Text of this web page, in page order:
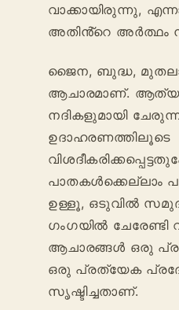
വാക്കായിരുന്നു,
അതിൻ്റെ അർത്ഥം
ജൈന, ബുദ്ധ,
ആചാരമാണ്.
നദികളുമായി
ഉദാഹരണത്തിലൂടെ
പാതകൾക്കെല്ലാം
ഉള്ളൂ, ഒടുവിൽ
ഗംഗയിൽ
ആചാരങ്ങൾ ഒരു
ഒരു പ്രത്യേക
സൃഷ്ടിച്ചതാണ്.